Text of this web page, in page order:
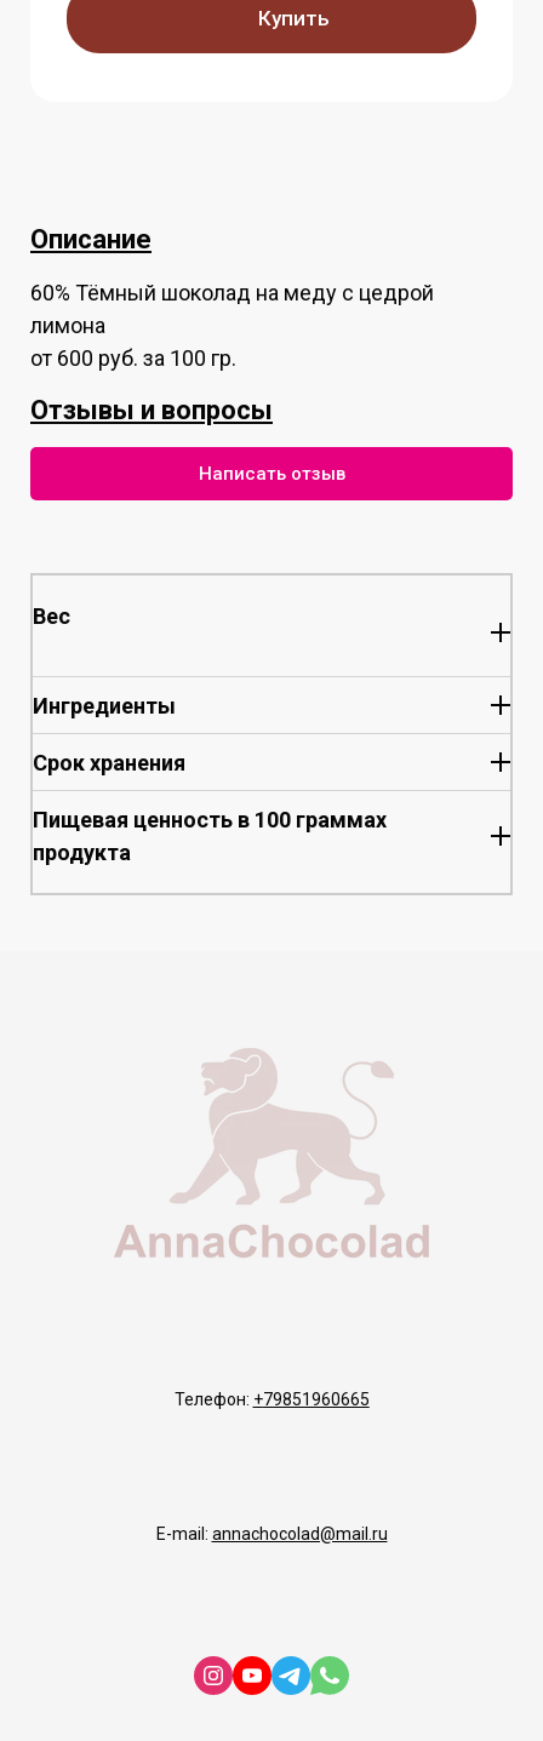
Купить
Описание
60% Тёмный шоколад на меду с цедрой
лимона
от 600 руб. за 100 гр.
Отзывы и вопросы
Написать отзыв
Вес
Ингредиенты
Срок хранения
Пищевая ценность в 100 граммах
продукта
Телефон: +79851960665
E-mail: annachocolad@mail.ru